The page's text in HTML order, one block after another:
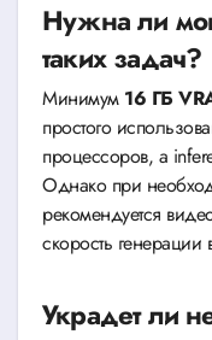
Нужна ли
таких задач?
Минимум 16 ГБ
простого
процессоров, а
Однако при
рекомендуется
скорость
Украдет ли